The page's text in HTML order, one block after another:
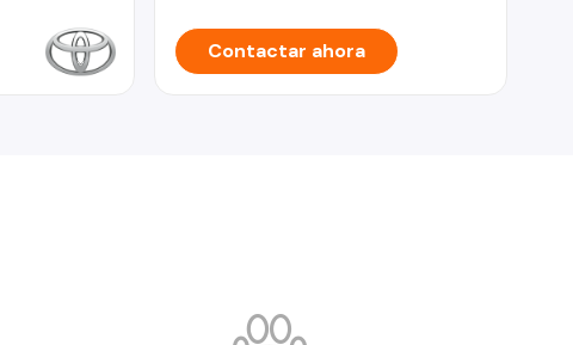
Contactar ahora